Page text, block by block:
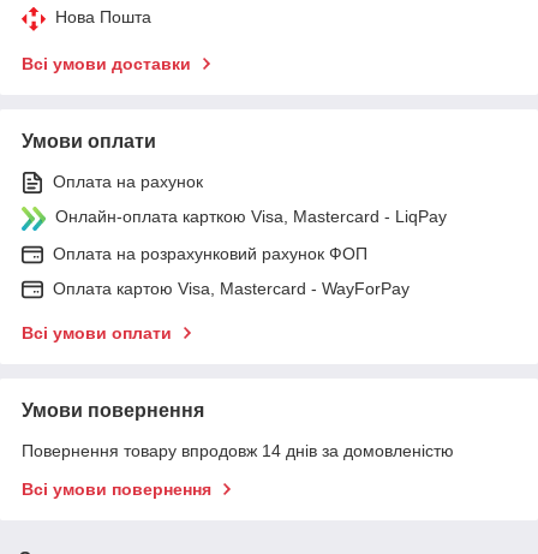
Нова Пошта
Всі умови доставки
Умови оплати
Оплата на рахунок
Онлайн-оплата карткою Visa, Mastercard - LiqPay
Оплата на розрахунковий рахунок ФОП
Оплата картою Visa, Mastercard - WayForPay
Всі умови оплати
Умови повернення
Повернення товару впродовж 14 днів за домовленістю
Всі умови повернення